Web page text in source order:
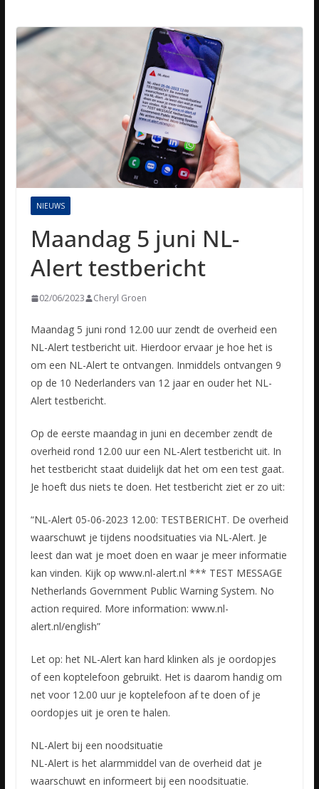
NIEUWS
Maandag 5 juni NL-
Alert testbericht
02/06/2023 Cheryl Groen
Maandag 5 juni rond 12.00 uur zendt de overheid een
NL-Alert testbericht uit. Hierdoor ervaar je hoe het is
om een NL-Alert te ontvangen. Inmiddels ontvangen 9
op de 10 Nederlanders van 12 jaar en ouderhet NL-
Alert testbericht.
Op de eerste maandag in juni en december zendt de
overheid rond 12.00 uur een NL-Alert testbericht uit. In
het testbericht staat duidelijk dat het om een test gaat.
Je hoeft dus niets te doen. Het testbericht ziet er zo uit:
“NL-Alert 05-06-2023 12.00: TESTBERICHT. De overheid
waarschuwt je tijdens noodsituaties via NL-Alert. Je
leest dan wat je moet doen en waar je meer informatie
kan vinden. Kijk op www.nl-alert.nl *** TEST MESSAGE
Netherlands Government Public Warning System. No
action required. More information: www.nl-
alert.nl/english”
Let op: het NL-Alert kan hard klinken als je oordopjes
of een koptelefoon gebruikt. Het is daarom handig om
net voor 12.00 uur je koptelefoon af te doen of je
oordopjes uit je oren te halen.
NL-Alert bij een noodsituatie
NL-Alert is het alarmmiddel van de overheid dat je
waarschuwt en informeert bij een noodsituatie.